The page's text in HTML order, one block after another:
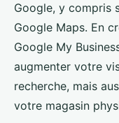
Google, y compris
Google Maps. En
Google My
augmenter votre
recherche, mais
votre magasin